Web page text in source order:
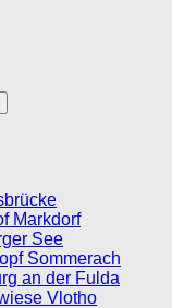
Markdorf
See
Sommerach
an der Fulda
Vlotho